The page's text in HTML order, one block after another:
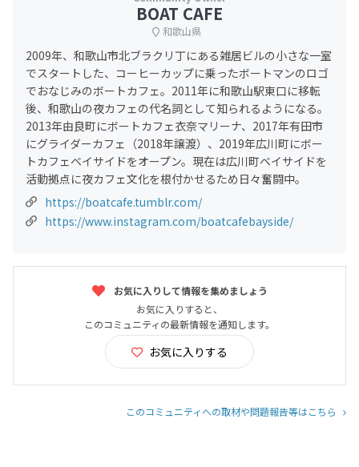
BOAT CAFE
和歌山県
2009年、和歌山市北ブラクリ丁にある雑居ビルの小さな一室
でスタートした、コーヒーカップに乗ったボートマンのロゴ
でおなじみのボートカフェ。2011年に和歌山駅東口に移転
後、和歌山の夜カフェの代名詞として知られるようになる。
2013年由良町にボートカフェ衣奈マリーナ、2017年有田市
にグライダーカフェ（2018年譲渡）、2019年広川町にボー
トカフェベイサイドをオープン。現在は広川町ベイサイドを
活動拠点に夜カフェ文化を根付かせるため日々奮闘中。
https://boatcafe.tumblr.com/
https://www.instagram.com/boatcafebayside/
お気に入りして情報を集めましょう
お気に入りすると、
このコミュニティの最新情報を通知します。
お気に入りする
このコミュニティへの取材や問題報告等はこちら